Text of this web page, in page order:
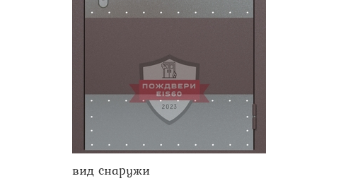
вид снаружи